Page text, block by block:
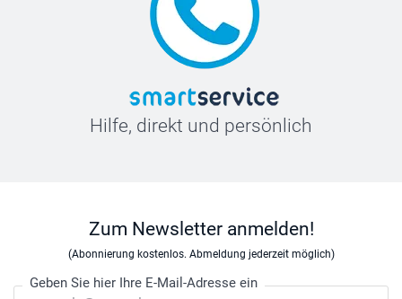
Hilfe, direkt und persönlich
Zum Newsletter anmelden!
(Abonnierung kostenlos. Abmeldung jederzeit möglich)
Geben Sie hier Ihre E-Mail-Adresse ein